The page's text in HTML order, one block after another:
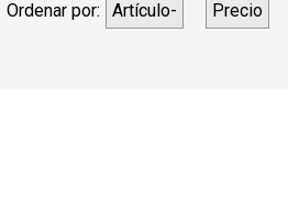
Ordenar por: Artículo-
Precio